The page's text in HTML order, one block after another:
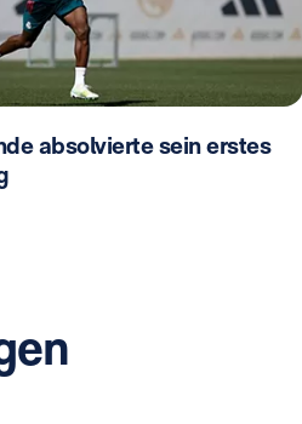
absolvierte sein erstes